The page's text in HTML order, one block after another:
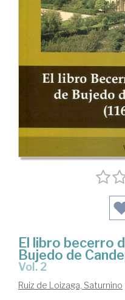
El libro becerro
Bujedo de
Vol. 2
Ruiz de Loizaga, Saturnino